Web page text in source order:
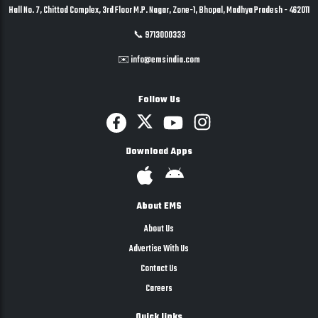
Hall No. 7, Chittod Complex, 3rd Floor M.P. Nagar, Zone-1, Bhopal, Madhya Pradesh - 462011
📞 9713000333
✉️ info@emsindia.com
Follow Us
Download Apps
About EMS
About Us
Advertise With Us
Contact Us
Careers